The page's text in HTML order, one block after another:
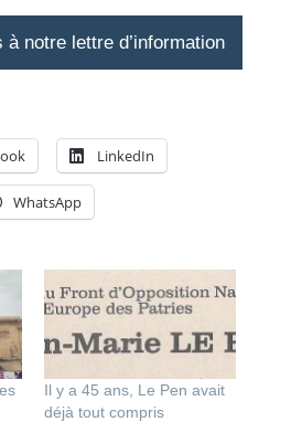
à notre lettre d’information
LinkedIn
WhatsApp
Il y a 45 ans, Le Pen avait
déjà tout compris